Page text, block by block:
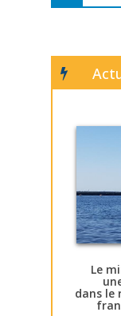
Le
dans le